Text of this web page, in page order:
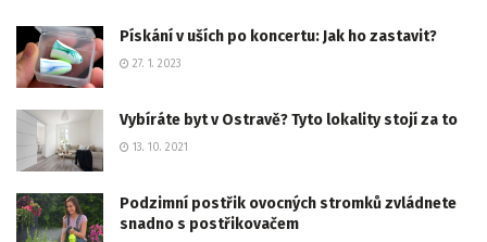
Pískání v uších po koncertu: Jak ho zastavit?
27. 1. 2023
Vybíráte byt v Ostravě? Tyto lokality stojí za to
13. 10. 2021
Podzimní postřik ovocných stromků zvládnete
snadno s postřikovačem